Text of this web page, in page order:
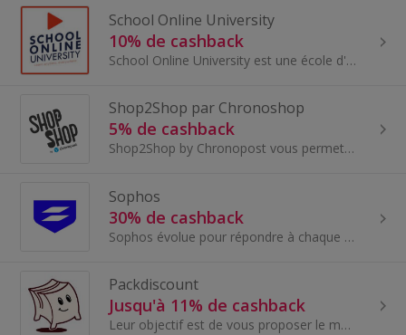
School Online University
10% de cashback
School Online University est une école d'enseignement en ligne d’excellence qui offre des programmes de formation de haute qualité à des étudiants du
Shop2Shop par Chronoshop
5% de cashback
Shop2Shop by Chronopost vous permet d'envoyer simplement vos colis d’un relais à un autre sous 2 à 4 jours avec une démarche 100% en ligne effectua...
Sophos
30% de cashback
Sophos évolue pour répondre à chaque nouveau défi, protégeant près de 400000 organisations de toutes tailles dans plus de 150 pays contre les cyber...
Packdiscount
Jusqu'à 11% de cashback
Leur objectif est de vous proposer le moyen le plus économique d'acheter vos produits d'emballage (caisses cartons, boîtes postales, rubans adhésif...